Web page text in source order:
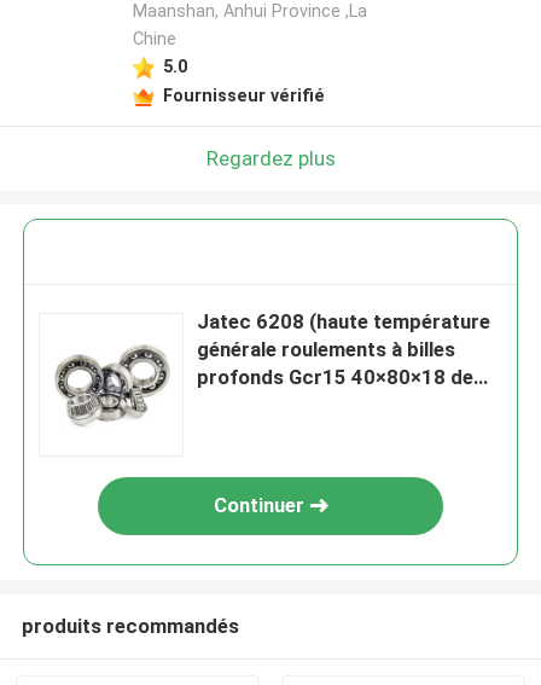
Maanshan, Anhui Province ,La
Chine
5.0
Fournisseur vérifié
Regardez plus
Jatec 6208 (haute température
générale roulements à billes
profonds Gcr15 40×80×18 de
Continuer
produits recommandés